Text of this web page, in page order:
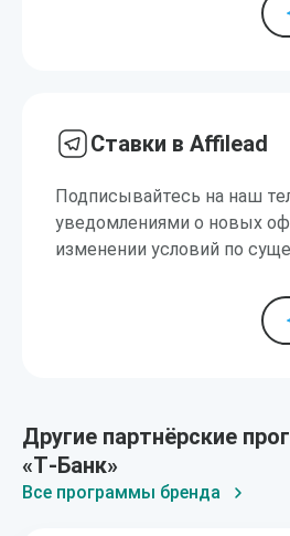
Ставки в Affilead
Подписывайтесь на наш
уведомлениями о новых
изменении условий по
Другие партнёрские
«Т‑Банк»
Все программы бренда